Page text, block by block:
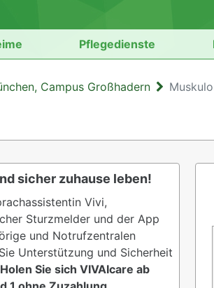
Pflegedienste
Campus Großhadern
sicher zuhause leben!
Vivi,
Sturzmelder und der App
und Notrufzentralen
Unterstützung und Sicherheit
Holen Sie sich VIVAIcare ab